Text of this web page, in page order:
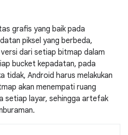
grafis yang baik pada
piksel yang berbeda,
dari setiap bitmap dalam
bucket kepadatan, pada
tidak, Android harus melakukan
akan menempati ruang
setiap layar, sehingga artefak